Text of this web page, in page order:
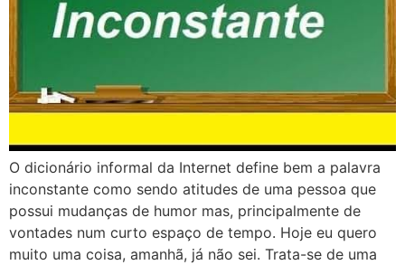
O dicionário informal da Internet define bem a palavra
inconstante como sendo atitudes de uma pessoa que
possui mudanças de humor mas, principalmente de
vontades num curto espaço de tempo. Hoje eu quero
muito uma coisa, amanhã, já não sei. Trata-se de uma